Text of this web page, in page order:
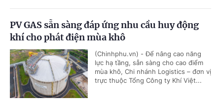
PV GAS sẵn sàng đáp ứng nhu cầu huy động
khí cho phát điện mùa khô
(Chinhphu.vn) - Để nâng cao năng
lực hạ tầng, sẵn sàng cho cao điểm
mùa khô, Chi nhánh Logistics – đơn vị
trực thuộc Tổng Công ty Khí Việt...